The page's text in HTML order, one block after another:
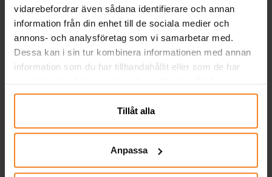
vidarebefordrar även sådana identifierare och annan
information från din enhet till de sociala medier och
annons- och analysföretag som vi samarbetar med.
Dessa kan i sin tur kombinera informationen med annan
information som du har tillhandahållit eller som de har
närsomhelst ändra ditt samtycke.
Tillåt alla
Anpassa
K-Pop Demon Hunters
Pris:199,00 kr
199,00 kr
Serpentiner - Ljusrosa
Pris:19,00 kr
19,00 kr